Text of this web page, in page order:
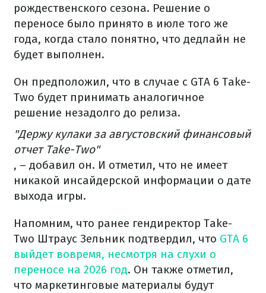
рождественского сезона. Решение о
переносе было принято в июле того же
года, когда стало понятно, что дедлайн не
будет выполнен.
Он предположил, что в случае с GTA 6 Take-
Two будет принимать аналогичное
решение незадолго до релиза.
"Держу кулаки за августовский финансовый
отчет Take-Two"
, – добавил он. И отметил, что не имеет
никакой инсайдерской информации о дате
выхода игры.
Напомним, что ранее гендиректор Take-
Two Штраус Зельник подтвердил, что GTA 6
выйдет вовремя, несмотря на слухи о
переносе на 2026 год. Он также отметил,
что маркетинговые материалы будут